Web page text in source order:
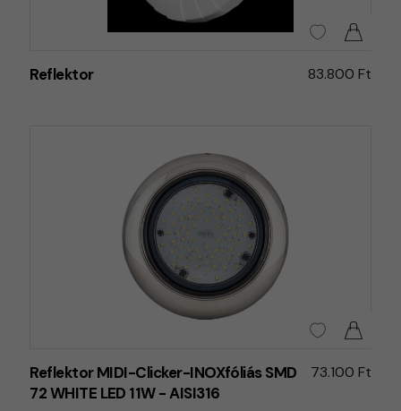
Reflektor 83.800 Ft
Reflektor MIDI-Clicker-INOXfóliás SMD
72 WHITE LED 11W - AISI316
73.100 Ft